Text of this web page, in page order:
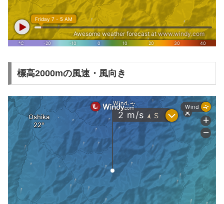
標高2000mの風速・風向き